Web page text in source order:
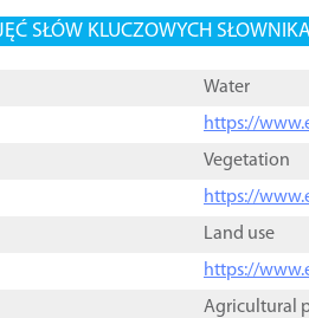
SŁÓW KLUCZOWYCH
Water
https://
Vegetation
https://
Land use
https://
Agricultural